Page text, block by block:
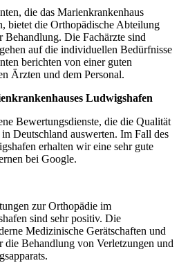
die das Marienkrankenhaus
bietet die Orthopädische Abteilung
Behandlung. Die Fachärzte sind
auf die individuellen Bedürfnisse
berichten von einer guten
Ärzten und dem Personal.
Ludwigshafen
Bewertungsdienste, die die Qualität
Deutschland auswerten. Im Fall des
erhalten wir eine sehr gute
bei Google.
zur Orthopädie im
sind sehr positiv. Die
Medizinische Gerätschaften und
die Behandlung von Verletzungen und